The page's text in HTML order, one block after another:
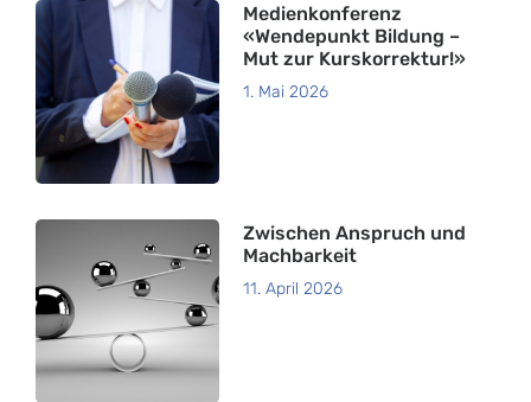
Medienkonferenz
«Wendepunkt Bildung –
Mut zur Kurskorrektur!»
1. Mai 2026
Zwischen Anspruch und
Machbarkeit
11. April 2026